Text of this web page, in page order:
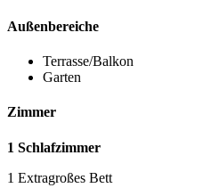
Außenbereiche
Terrasse/Balkon
Garten
Zimmer
1 Schlafzimmer
1 Extragroßes Bett